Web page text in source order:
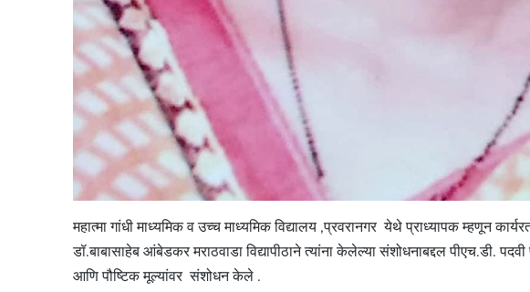
महात्मा गांधी माध्यमिक व उच्च माध्यमिक विद्यालय ,प्रवरानगर येथे प्राध्यापक म्हणून
डॉ.बाबासाहेब आंबेडकर मराठवाडा विद्यापीठाने त्यांना केलेल्या संशोधनाबद्दल पीएच.डी.
आणि पौष्टिक मूल्यांवर संशोधन केले .